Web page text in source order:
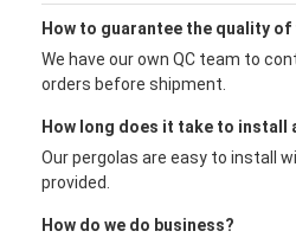
How to guarantee the quality
We have our own QC team to
orders before shipment.
How long does it take to install
Our pergolas are easy to install
provided.
How do we do business?